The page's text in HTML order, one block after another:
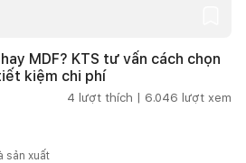
MDF? KTS tư vấn cách chọn
kiệm chi phí
4 lượt thích | 6.046 lượt xem
sản xuất